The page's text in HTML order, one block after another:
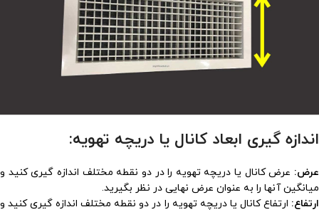
اندازه گیری ابعاد کانال یا دریچه تهویه:
عرض: عرض کانال یا دریچه تهویه را در دو نقطه مختلف اندازه گیری کنید و
میانگین آنها را به عنوان عرض نهایی در نظر بگیرید.
ارتفاع: ارتفاع کانال یا دریچه تهویه را در دو نقطه مختلف اندازه گیری کنید و